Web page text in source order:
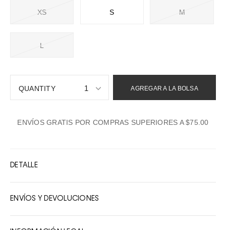
XS S M
L
1
2
AGREGAR A LA BOLSA
ENVÍOS GRATIS POR COMPRAS SUPERIORES A $75.00
DETALLE
ENVÍOS Y DEVOLUCIONES